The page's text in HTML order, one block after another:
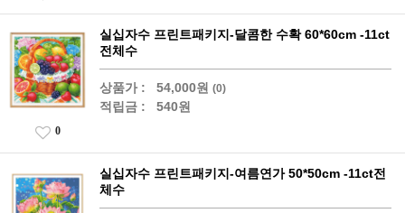
실십자수 프린트패키지-달콤한 수확 60*60cm -11ct
전체수
상품가 : 54,000원 (0)
적립금 : 540원
0
실십자수 프린트패키지-여름연가 50*50cm -11ct전
체수